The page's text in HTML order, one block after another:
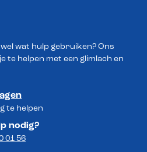
wat hulp gebruiken? Ons
te helpen met een glimlach en
te helpen
nodig?
01 56